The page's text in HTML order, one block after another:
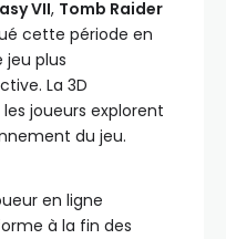
VII, Tomb Raider
cette période en
jeu plus
La 3D
joueurs explorent
du jeu.
en ligne
à la fin des